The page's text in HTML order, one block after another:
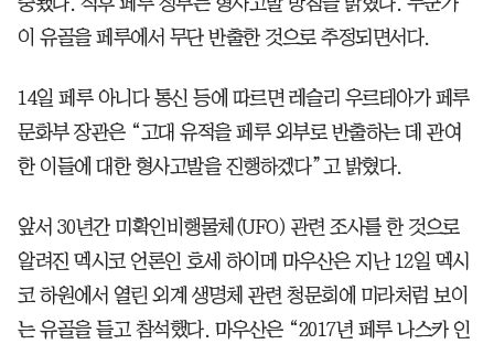
이 유골을 페루에서 무단 반출한 것으로 추정되면서다.
14일 페루 아니다 통신 등에 따르면 레슬리 우르테아가 페루
문화부 장관은 “고대 유적을 페루 외부로 반출하는 데 관여
한 이들에 대한 형사고발을 진행하겠다”고 밝혔다.
앞서 30년간 미확인비행물체(UFO) 관련 조사를 한 것으로
알려진 멕시코 언론인 호세 하이메 마우산은 지난 12일 멕시
코 하원에서 열린 외계 생명체 관련 청문회에 미라처럼 보이
는 유골을 들고 참석했다. 마우산은 “2017년 페루 나스카 인